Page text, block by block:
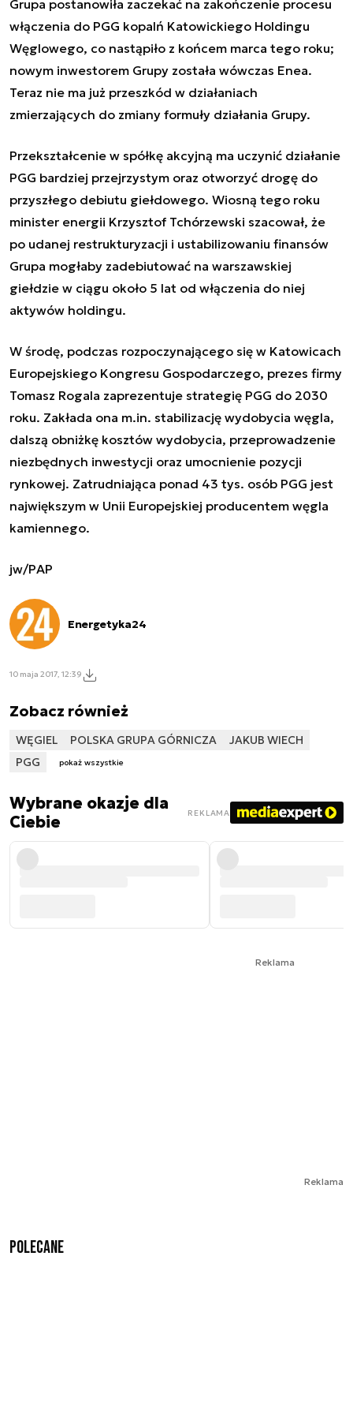
Grupa postanowiła zaczekać na zakończenie procesu
włączenia do PGG kopalń Katowickiego Holdingu
Węglowego, co nastąpiło z końcem marca tego roku;
nowym inwestorem Grupy została wówczas Enea.
Teraz nie ma już przeszkód w działaniach
zmierzających do zmiany formuły działania Grupy.
Przekształcenie w spółkę akcyjną ma uczynić działanie
PGG bardziej przejrzystym oraz otworzyć drogę do
przyszłego debiutu giełdowego. Wiosną tego roku
minister energii Krzysztof Tchórzewski szacował, że
po udanej restrukturyzacji i ustabilizowaniu finansów
Grupa mogłaby zadebiutować na warszawskiej
giełdzie w ciągu około 5 lat od włączenia do niej
aktywów holdingu.
W środę, podczas rozpoczynającego się w Katowicach
Europejskiego Kongresu Gospodarczego, prezes firmy
Tomasz Rogala zaprezentuje strategię PGG do 2030
roku. Zakłada ona m.in. stabilizację wydobycia węgla,
dalszą obniżkę kosztów wydobycia, przeprowadzenie
niezbędnych inwestycji oraz umocnienie pozycji
rynkowej. Zatrudniająca ponad 43 tys. osób PGG jest
największym w Unii Europejskiej producentem węgla
kamiennego.
jw/PAP
Energetyka24
10 maja 2017, 12:39
Zobacz również
WĘGIEL POLSKA GRUPA GÓRNICZA
JAKUB WIECH
PGG
pokaż wszystkie
Wybrane okazje dla
Ciebie
REKLAMA
Reklama
Reklama
Polecane